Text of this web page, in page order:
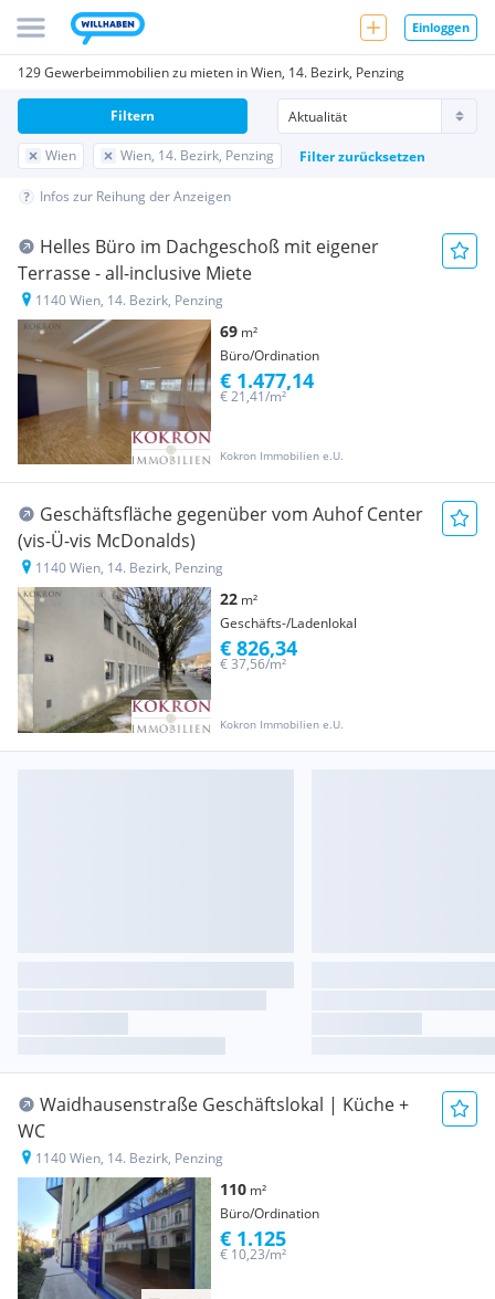
Einloggen
129 Gewerbeimmobilien zu mieten in Wien, 14. Bezirk, Penzing
Wien Wien, 14. Bezirk, Penzing Filter zurücksetzen
Filtern
Infos zur Reihung der Anzeigen
Helles Büro im Dachgeschoß mit eigener
Terrasse - all-inclusive Miete
1140 Wien, 14. Bezirk, Penzing
69 m²
Büro/Ordination
Kokron Immobilien e.U.
€ 21,41/m²
€ 1.477,14
Geschäftsfläche gegenüber vom Auhof Center
(vis-Ü-vis McDonalds)
1140 Wien, 14. Bezirk, Penzing
22 m²
Geschäfts-/Ladenlokal
Kokron Immobilien e.U.
€ 37,56/m²
€ 826,34
Waidhausenstraße Geschäftslokal | Küche +
WC
1140 Wien, 14. Bezirk, Penzing
110 m²
Büro/Ordination
€ 10,23/m²
€ 1.125